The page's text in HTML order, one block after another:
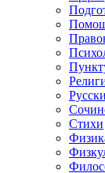
Стихи